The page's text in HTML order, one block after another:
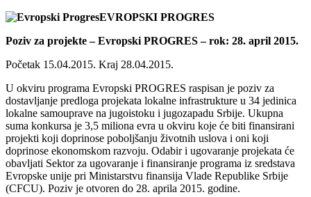
EVROPSKI PROGRES
Poziv za projekte – Evropski PROGRES – rok: 28. april 2015.
Početak 15.04.2015. Kraj 28.04.2015.
U okviru programa Evropski PROGRES raspisan je poziv za
dostavljanje predloga projekata lokalne infrastrukture u 34 jedinica
lokalne samouprave na jugoistoku i jugozapadu Srbije. Ukupna
suma konkursa je 3,5 miliona evra u okviru koje će biti finansirani
projekti koji doprinose poboljšanju životnih uslova i oni koji
doprinose ekonomskom razvoju. Odabir i ugovaranje projekata će
obavljati Sektor za ugovaranje i finansiranje programa iz sredstava
Evropske unije pri Ministarstvu finansija Vlade Republike Srbije
(CFCU). Poziv je otvoren do 28. aprila 2015. godine.